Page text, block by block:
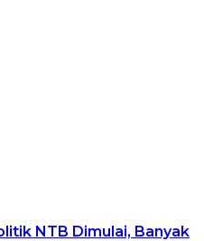
NTB Dimulai, Banyak